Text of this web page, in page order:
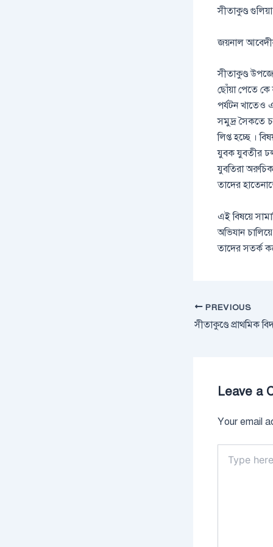
সীতাকুণ্ড
জয়নাল আবেদীন
সীতাকুণ্ড
ছোঁয়া পেতে কে
পর্যটন খাতেও
সমুদ্র সৈকতে
লিপ্ত হচ্ছে ।
যুবক যুবতীর
যুবতিরা
তাদের
এই বিষয়ে
অভিযান
তাদের সতর্ক
PREVIOUS
Leave a
Your email
here..